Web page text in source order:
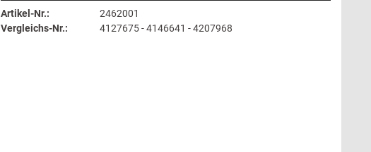
Artikel-Nr.:
2462001
Vergleichs-Nr.:
4127675 - 4146641 - 4207968